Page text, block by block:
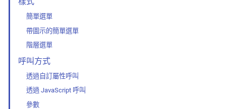
簡單選單
帶圖示的簡單選單
階層選單
呼叫方式
透過自訂屬性呼叫
透過 JavaScript 呼叫
參數